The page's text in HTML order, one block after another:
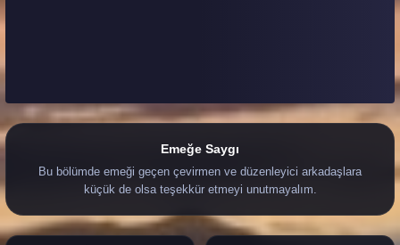
Emeğe Saygı
Bu bölümde emeği geçen çevirmen ve düzenleyici arkadaşlara
küçük de olsa teşekkür etmeyi unutmayalım.